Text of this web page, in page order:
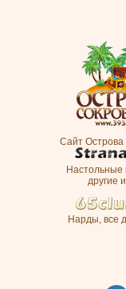
Сайт Острова
другие
Нарды, все